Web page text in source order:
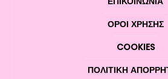
ΌΡΟΙ ΧΡΉΣΗΣ
COOKIES
ΠΟΛΙΤΙΚΉ